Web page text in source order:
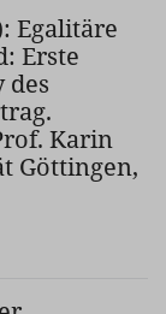
Egalitäre
Erste
des
Karin
Göttingen,